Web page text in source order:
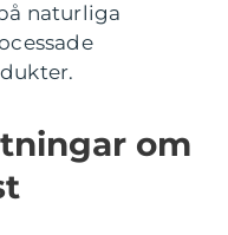
naturliga
om